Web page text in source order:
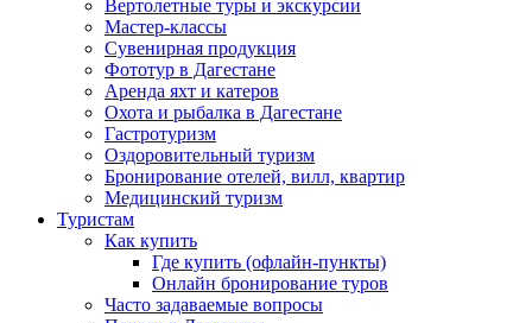
Вертолетные туры и экскурсии
Мастер-классы
Сувенирная продукция
Фототур в Дагестане
Аренда яхт и катеров
Охота и рыбалка в Дагестане
Гастротуризм
Оздоровительный туризм
Бронирование отелей, вилл, квартир
Медицинский туризм
Туристам
Как купить
Где купить (офлайн-пункты)
Онлайн бронирование туров
Часто задаваемые вопросы